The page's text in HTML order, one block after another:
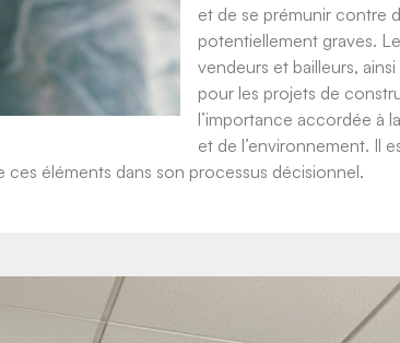
et de se prémunir contre
potentiellement graves.
vendeurs et bailleurs,
pour les projets de
l’importance accordée à
et de l’environnement. Il
éléments dans son processus décisionnel.